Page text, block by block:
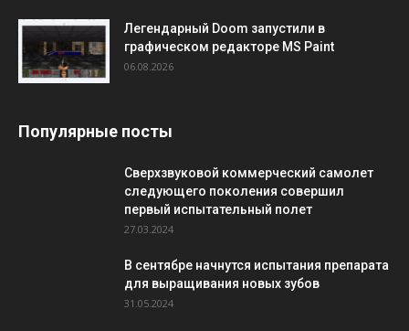
Легендарный Doom запустили в
графическом редакторе MS Paint
06.08.2026
Популярные посты
Сверхзвуковой коммерческий самолет
следующего поколения совершил
первый испытательный полет
27.03.2024
В сентябре начнутся испытания препарата
для выращивания новых зубов
31.05.2024